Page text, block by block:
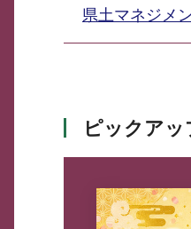
県土マネジメ
ピックアッ